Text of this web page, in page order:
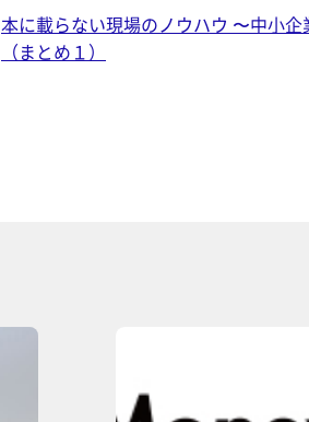
本に載らない現場のノウハウ 〜中小
（まとめ１）